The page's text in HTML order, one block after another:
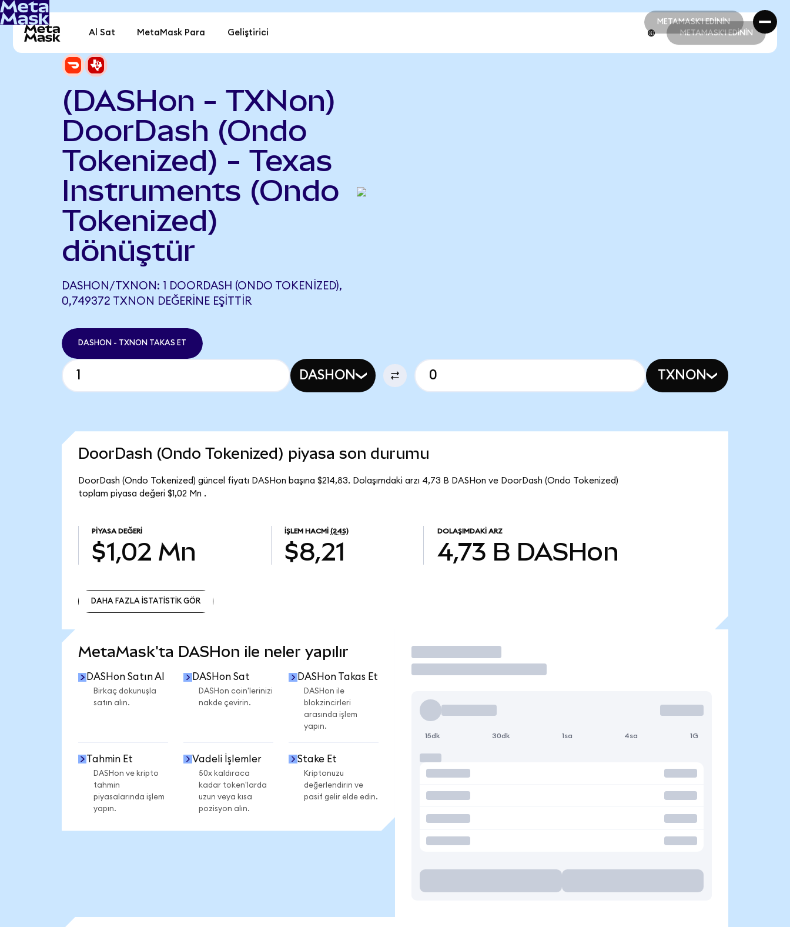
METAMASK'I EDİNİN
METAMASK'I EDİNİN
Al Sat MetaMask Para Geliştirici METAMASK'I EDİNİN
(DASHon - TXNon)
DoorDash (Ondo
Tokenized) - Texas
Instruments (Ondo
Tokenized)
dönüştür
DASHON/TXNON: 1 DOORDASH (ONDO TOKENIZED),
0,749372 TXNON DEĞERINE EŞITTIR
DASHON - TXNON TAKAS ET
DASHON TXNON
DoorDash (Ondo Tokenized) piyasa son durumu
DoorDash (Ondo Tokenized) güncel fiyatı DASHon başına $214,83. Dolaşımdaki arzı 4,73 B DASHon ve DoorDash (Ondo Tokenized)
toplam piyasa değeri $1,02 Mn .
PIYASA DEĞERI
$1,02 Mn
İŞLEM HACMI (24S)
$8,21
DOLAŞIMDAKI ARZ
4,73 B DASHon
DAHA FAZLA İSTATİSTİK GÖR
MetaMask'ta DASHon ile neler yapılır
DASHon Satın Al
Birkaç dokunuşla
satın alın.
DASHon Sat
DASHon coin'lerinizi
nakde çevirin.
DASHon Takas Et
DASHon ile
blokzincirleri
arasında işlem
yapın.
Tahmin Et
DASHon ve kripto
tahmin
piyasalarında işlem
yapın.
Vadeli İşlemler
50x kaldıraca
kadar token'larda
uzun veya kısa
pozisyon alın.
Stake Et
Kriptonuzu
değerlendirin ve
pasif gelir elde edin.
İşlem Yap
15dk 30dk 1sa 4sa 1G